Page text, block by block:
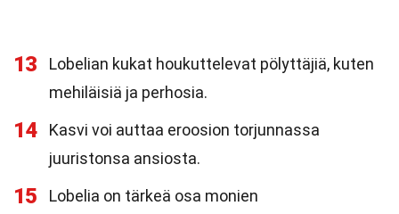
13
Lobelian kukat houkuttelevat pölyttäjiä, kuten
mehiläisiä ja perhosia.
14
Kasvi voi auttaa eroosion torjunnassa
juuristonsa ansiosta.
15
Lobelia on tärkeä osa monien